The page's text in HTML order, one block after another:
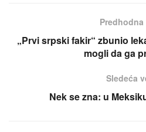
Predhodna
„Prvi srpski fakir“ zbunio
mogli da ga
Sledeća
Nek se zna: u